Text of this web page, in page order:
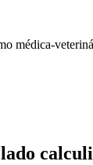
médica-